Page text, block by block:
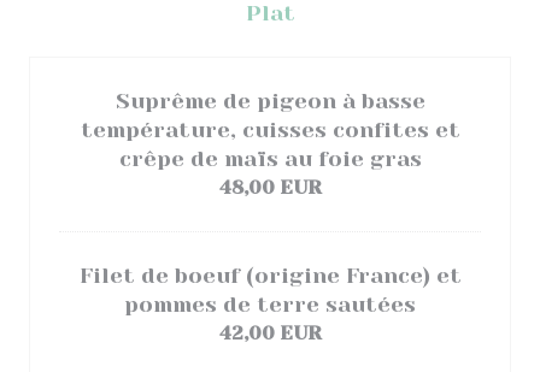
Plat
Suprême de pigeon à basse
température, cuisses confites et
crêpe de maïs au foie gras
48,00 EUR
Filet de boeuf (origine France) et
pommes de terre sautées
42,00 EUR